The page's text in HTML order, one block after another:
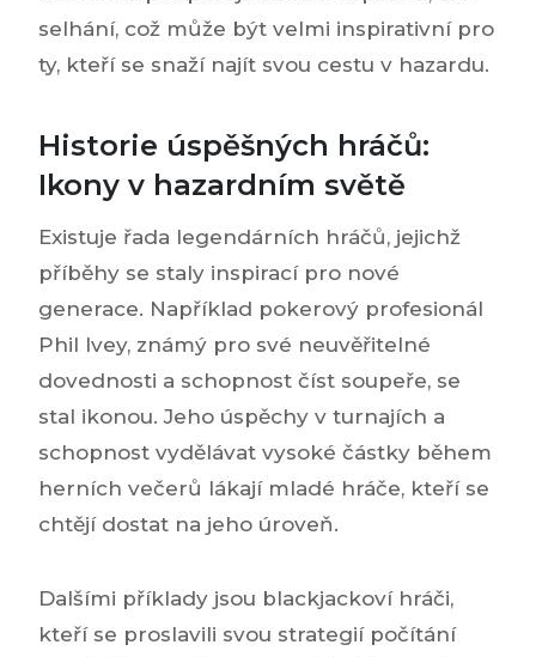
selhání, což může být velmi inspirativní pro
ty, kteří se snaží najít svou cestu v hazardu.
Historie úspěšných hráčů:
Ikony v hazardním světě
Existuje řada legendárních hráčů, jejichž
příběhy se staly inspirací pro nové
generace. Například pokerový profesionál
Phil Ivey, známý pro své neuvěřitelné
dovednosti a schopnost číst soupeře, se
stal ikonou. Jeho úspěchy v turnajích a
schopnost vydělávat vysoké částky během
herních večerů lákají mladé hráče, kteří se
chtějí dostat na jeho úroveň.
Dalšími příklady jsou blackjackoví hráči,
kteří se proslavili svou strategií počítání